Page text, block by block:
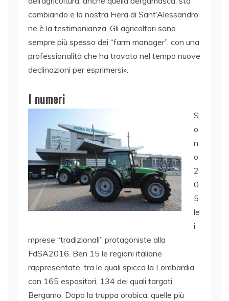
cambiando e la nostra Fiera di Sant’Alessandro
ne è la testimonianza. Gli agricoltori sono
sempre più spesso dei “farm manager”, con una
professionalità che ha trovato nel tempo nuove
declinazioni per esprimersi».
I numeri
S
o
n
o
2
0
5
le
i
mprese “tradizionali” protagoniste alla
FdSA2016. Ben 15 le regioni italiane
rappresentate, tra le quali spicca la Lombardia,
con 165 espositori, 134 dei quali targati
Bergamo. Dopo la truppa orobica, quelle più